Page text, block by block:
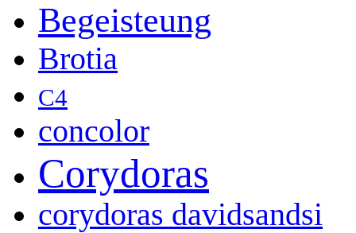
Begeisteung
Brotia
C4
concolor
Corydoras
corydoras davidsandsi